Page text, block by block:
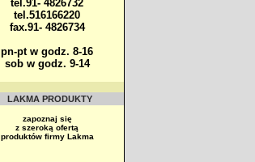
tel.91- 4826732
tel.516166220
fax.91- 4826734
pn-pt w godz. 8-16
sob w godz. 9-14
LAKMA PRODUKTY
zapoznaj się
z szeroką ofertą
produktów firmy Lakma